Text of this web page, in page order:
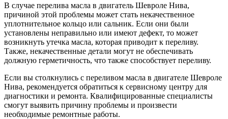
В случае перелива масла в двигатель Шевроле Нива,
причиной этой проблемы может стать некачественное
уплотнительное кольцо или сальник. Если они были
установлены неправильно или имеют дефект, то может
возникнуть утечка масла, которая приводит к переливу.
Также, некачественные детали могут не обеспечивать
должную герметичность, что также способствует переливу.
Если вы столкнулись с переливом масла в двигателе Шевроле
Нива, рекомендуется обратиться к сервисному центру для
диагностики и ремонта. Квалифицированные специалисты
смогут выявить причину проблемы и произвести
необходимые ремонтные работы.